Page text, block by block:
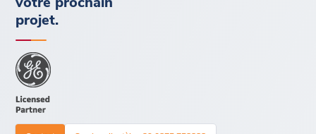
projet.